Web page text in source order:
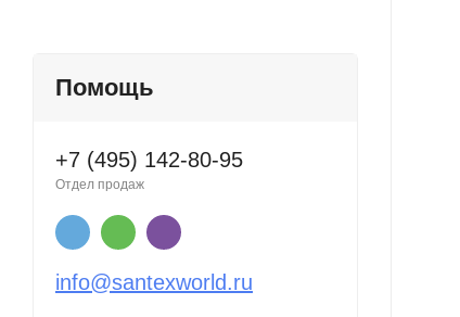
Помощь
+7 (495) 142-80-95
Отдел продаж
info@santexworld.ru